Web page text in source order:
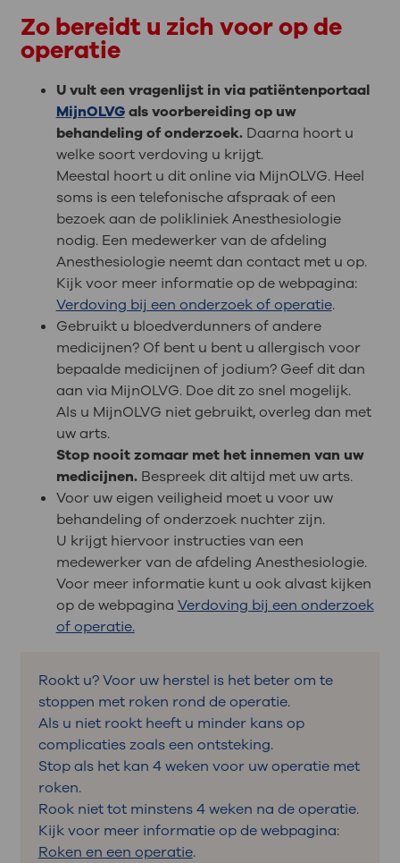
Zo bereidt u zich voor op de
operatie
U vult een vragenlijst in via patiëntenportaal
MijnOLVGals voorbereiding op uw
behandeling of onderzoek.Daarna hoort u
welke soort verdoving u krijgt.
Meestal hoort u dit online via MijnOLVG. Heel
soms is een telefonische afspraak of een
bezoek aan de polikliniek Anesthesiologie
nodig. Een medewerker van de afdeling
Anesthesiologie neemt dan contact met u op.
Kijk voor meer informatie op de webpagina:
Verdoving bij een onderzoek of operatie.
Gebruikt u bloedverdunners of andere
medicijnen? Of bent u bent u allergisch voor
bepaalde medicijnen of jodium? Geef dit dan
aan via MijnOLVG. Doe dit zo snel mogelijk.
Als u MijnOLVG niet gebruikt, overleg dan met
uw arts.
Stop nooit zomaar met het innemen van uw
medicijnen.Bespreek dit altijd met uw arts.
Voor uw eigen veiligheid moet u voor uw
behandeling of onderzoek nuchter zijn.
U krijgt hiervoor instructies van een
medewerker van de afdeling Anesthesiologie.
Voor meer informatie kunt u ook alvast kijken
op de webpagina Verdoving bij een onderzoek
of operatie.
Rookt u? Voor uw herstel is het beter om te
stoppen met roken rond de operatie.
Als u niet rookt heeft u minder kans op
complicaties zoals een ontsteking.
Stop als het kan 4 weken voor uw operatie met
roken.
Rook niet tot minstens 4 weken na de operatie.
Kijk voor meer informatie op de webpagina:
Roken en een operatie.